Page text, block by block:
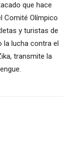
que hace
Comité Olímpico
y turistas de
la lucha contra el
transmite la